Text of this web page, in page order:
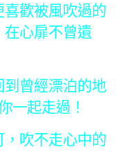
歡被風吹過的
在心扉不曾遺
曾經漂泊的地
一起走過！
吹不走心中的